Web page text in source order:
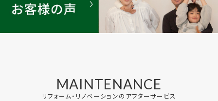
MAINTENANCE
リフォーム・リノベーションのアフターサービス